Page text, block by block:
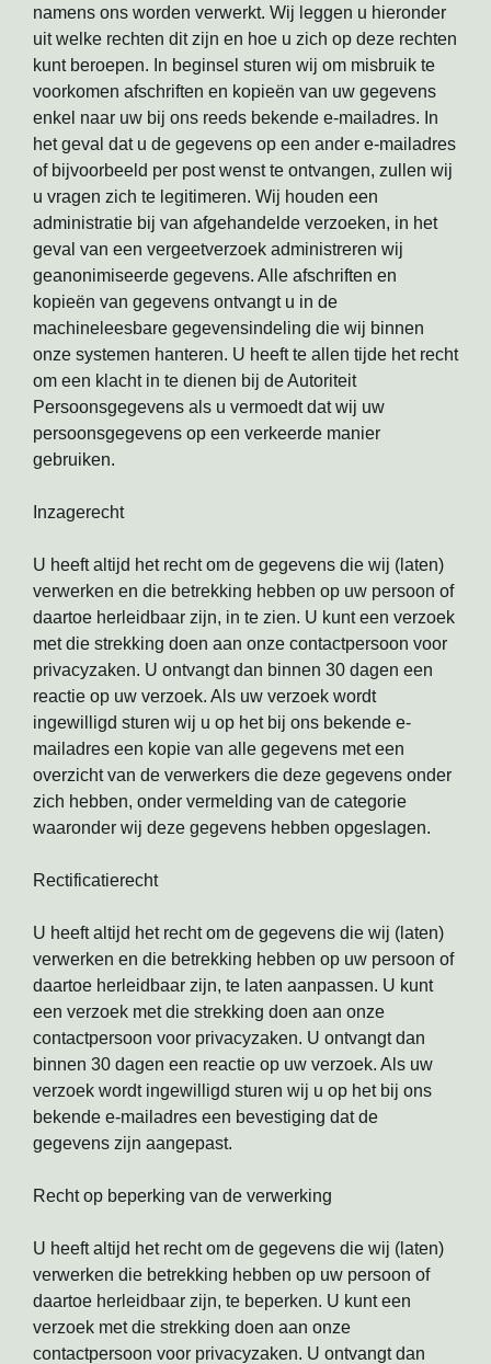
namens ons worden verwerkt. Wij leggen u hieronder
uit welke rechten dit zijn en hoe u zich op deze rechten
kunt beroepen. In beginsel sturen wij om misbruik te
voorkomen afschriften en kopieën van uw gegevens
enkel naar uw bij ons reeds bekende e-mailadres. In
het geval dat u de gegevens op een ander e-mailadres
of bijvoorbeeld per post wenst te ontvangen, zullen wij
u vragen zich te legitimeren. Wij houden een
administratie bij van afgehandelde verzoeken, in het
geval van een vergeetverzoek administreren wij
geanonimiseerde gegevens. Alle afschriften en
kopieën van gegevens ontvangt u in de
machineleesbare gegevensindeling die wij binnen
onze systemen hanteren. U heeft te allen tijde het recht
om een klacht in te dienen bij de Autoriteit
Persoonsgegevens als u vermoedt dat wij uw
persoonsgegevens op een verkeerde manier
gebruiken.
Inzagerecht
U heeft altijd het recht om de gegevens die wij (laten)
verwerken en die betrekking hebben op uw persoon of
daartoe herleidbaar zijn, in te zien. U kunt een verzoek
met die strekking doen aan onze contactpersoon voor
privacyzaken. U ontvangt dan binnen 30 dagen een
reactie op uw verzoek. Als uw verzoek wordt
ingewilligd sturen wij u op het bij ons bekende e-
mailadres een kopie van alle gegevens met een
overzicht van de verwerkers die deze gegevens onder
zich hebben, onder vermelding van de categorie
waaronder wij deze gegevens hebben opgeslagen.
Rectificatierecht
U heeft altijd het recht om de gegevens die wij (laten)
verwerken en die betrekking hebben op uw persoon of
daartoe herleidbaar zijn, te laten aanpassen. U kunt
een verzoek met die strekking doen aan onze
contactpersoon voor privacyzaken. U ontvangt dan
binnen 30 dagen een reactie op uw verzoek. Als uw
verzoek wordt ingewilligd sturen wij u op het bij ons
bekende e-mailadres een bevestiging dat de
gegevens zijn aangepast.
Recht op beperking van de verwerking
U heeft altijd het recht om de gegevens die wij (laten)
verwerken die betrekking hebben op uw persoon of
daartoe herleidbaar zijn, te beperken. U kunt een
verzoek met die strekking doen aan onze
contactpersoon voor privacyzaken. U ontvangt dan